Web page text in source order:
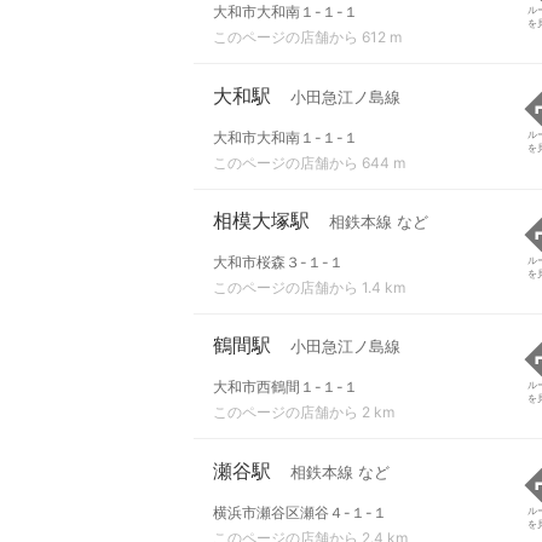
大和市大和南１-１-１
このページの店舗から 612 m
ル
を
大和駅 小田急江ノ島線
大和市大和南１-１-１
このページの店舗から 644 m
ル
を
相模大塚駅 相鉄本線 など
大和市桜森３-１-１
このページの店舗から 1.4 km
ル
を
鶴間駅 小田急江ノ島線
大和市西鶴間１-１-１
このページの店舗から 2 km
ル
を
瀬谷駅 相鉄本線 など
横浜市瀬谷区瀬谷４-１-１
このページの店舗から 2.4 km
ル
を